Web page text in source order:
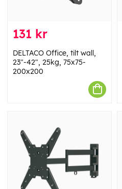
131 kr
DELTACO Office, tilt wall,
23"-42", 25kg, 75x75-
200x200